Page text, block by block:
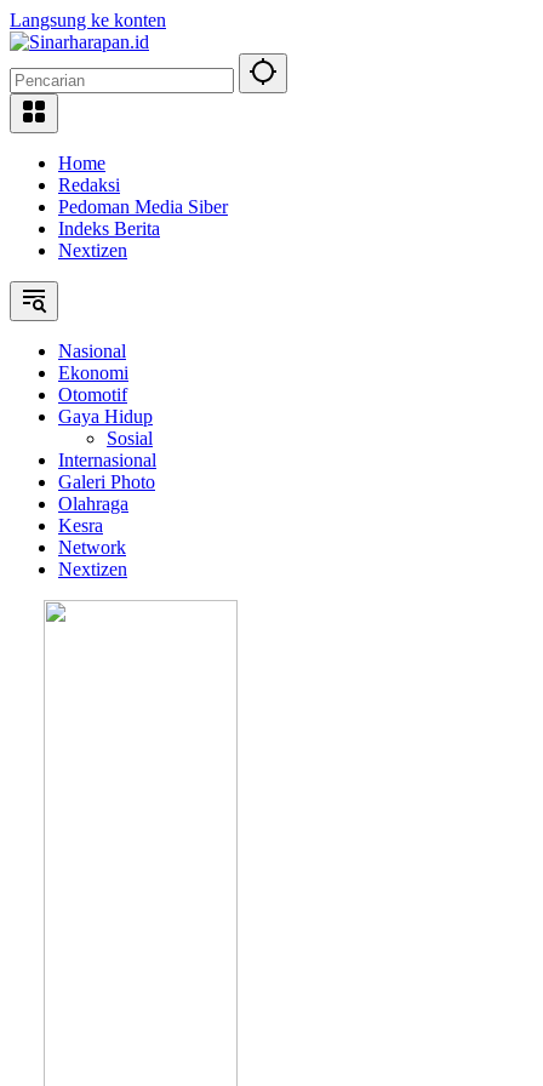
Langsung ke konten
Home
Redaksi
Pedoman Media Siber
Indeks Berita
Nextizen
Nasional
Ekonomi
Otomotif
Gaya Hidup
Sosial
Internasional
Galeri Photo
Olahraga
Kesra
Network
Nextizen